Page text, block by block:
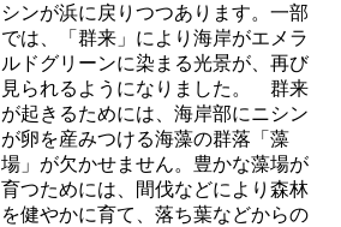
シンが浜に戻りつつあります。一部
では、「群来」により海岸がエメラ
ルドグリーンに染まる光景が、再び
見られるようになりました。 群来
が起きるためには、海岸部にニシン
が卵を産みつける海藻の群落「藻
場」が欠かせません。豊かな藻場が
育つためには、間伐などにより森林
を健やかに育て、落ち葉などからの